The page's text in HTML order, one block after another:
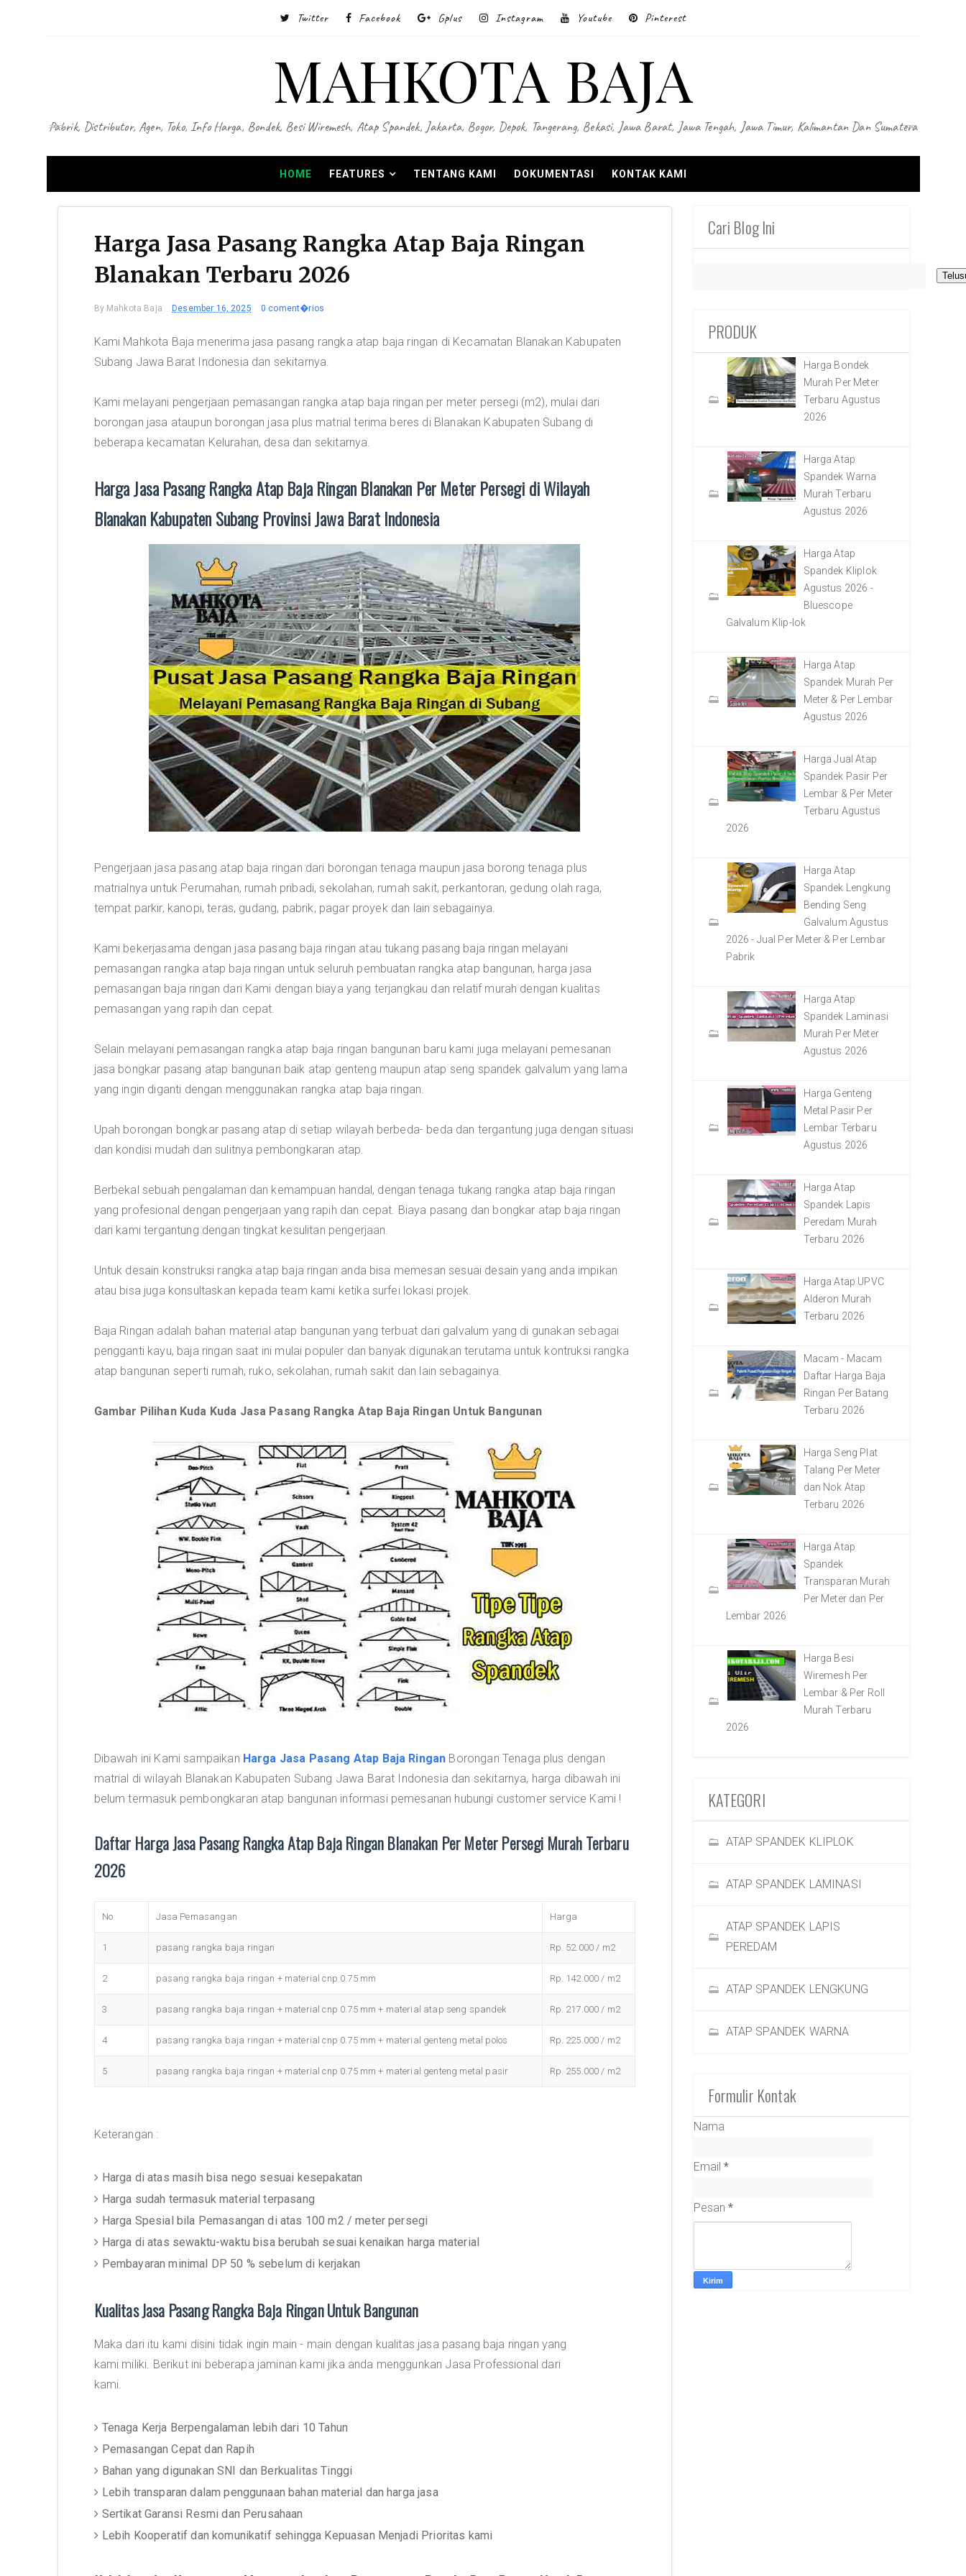
Twitter Facebook Gplus Instagram Youtube Pinterest
MAHKOTA BAJA
Pabrik, Distributor, Agen, Toko, Info Harga, Bondek, Besi Wiremesh, Atap Spandek, Jakarta, Bogor, Depok, Tangerang, Bekasi, Jawa Barat, Jawa Tengah, Jawa Timur, Kalimantan Dan Sumatera
HOME FEATURES TENTANG KAMI DOKUMENTASI KONTAK KAMI
Harga Jasa Pasang Rangka Atap Baja Ringan
Blanakan Terbaru 2026
By Mahkota Baja Desember 16, 2025 0 coment�rios
Kami Mahkota Baja menerima jasa pasang rangka atap baja ringan di Kecamatan Blanakan Kabupaten
Subang Jawa Barat Indonesia dan sekitarnya.
Kami melayani pengerjaan pemasangan rangka atap baja ringan per meter persegi (m2), mulai dari
borongan jasa ataupun borongan jasa plus matrial terima beres di Blanakan Kabupaten Subang di
beberapa kecamatan Kelurahan, desa dan sekitarnya.
Harga Jasa Pasang Rangka Atap Baja Ringan Blanakan Per Meter Persegi di Wilayah
Blanakan Kabupaten Subang Provinsi Jawa Barat Indonesia
Pengerjaan jasa pasang atap baja ringan dari borongan tenaga maupun jasa borong tenaga plus
matrialnya untuk Perumahan, rumah pribadi, sekolahan, rumah sakit, perkantoran, gedung olah raga,
tempat parkir, kanopi, teras, gudang, pabrik, pagar proyek dan lain sebagainya.
Kami bekerjasama dengan jasa pasang baja ringan atau tukang pasang baja ringan melayani
pemasangan rangka atap baja ringan untuk seluruh pembuatan rangka atap bangunan, harga jasa
pemasangan baja ringan dari Kami dengan biaya yang terjangkau dan relatif murah dengan kualitas
pemasangan yang rapih dan cepat.
Selain melayani pemasangan rangka atap baja ringan bangunan baru kami juga melayani pemesanan
jasa bongkar pasang atap bangunan baik atap genteng maupun atap seng spandek galvalum yang lama
yang ingin diganti dengan menggunakan rangka atap baja ringan.
Upah borongan bongkar pasang atap di setiap wilayah berbeda- beda dan tergantung juga dengan situasi
dan kondisi mudah dan sulitnya pembongkaran atap.
Berbekal sebuah pengalaman dan kemampuan handal, dengan tenaga tukang rangka atap baja ringan
yang profesional dengan pengerjaan yang rapih dan cepat. Biaya pasang dan bongkar atap baja ringan
dari kami tergantung dengan tingkat kesulitan pengerjaan.
Untuk desain konstruksi rangka atap baja ringan anda bisa memesan sesuai desain yang anda impikan
atau bisa juga konsultaskan kepada team kami ketika surfei lokasi projek.
Baja Ringan adalah bahan material atap bangunan yang terbuat dari galvalum yang di gunakan sebagai
pengganti kayu, baja ringan saat ini mulai populer dan banyak digunakan terutama untuk kontruksi rangka
atap bangunan seperti rumah, ruko, sekolahan, rumah sakit dan lain sebagainya.
Gambar Pilihan Kuda Kuda Jasa Pasang Rangka Atap Baja Ringan Untuk Bangunan
Dibawah ini Kami sampaikan Harga Jasa Pasang Atap Baja Ringan Borongan Tenaga plus dengan
matrial di wilayah Blanakan Kabupaten Subang Jawa Barat Indonesia dan sekitarnya, harga dibawah ini
belum termasuk pembongkaran atap bangunan informasi pemesanan hubungi customer service Kami !
Daftar Harga Jasa Pasang Rangka Atap Baja Ringan Blanakan Per Meter Persegi Murah Terbaru
2026
No Jasa Pemasangan Harga
1 pasang rangka baja ringan Rp. 52.000 / m2
2 pasang rangka baja ringan + material cnp 0.75 mm Rp. 142.000 / m2
3 pasang rangka baja ringan + material cnp 0.75 mm + material atap seng spandek Rp. 217.000 / m2
4 pasang rangka baja ringan + material cnp 0.75 mm + material genteng metal polos Rp. 225.000 / m2
5 pasang rangka baja ringan + material cnp 0.75 mm + material genteng metal pasir Rp. 255.000 / m2
Keterangan :
Harga di atas masih bisa nego sesuai kesepakatan
Harga sudah termasuk material terpasang
Harga Spesial bila Pemasangan di atas 100 m2 / meter persegi
Harga di atas sewaktu-waktu bisa berubah sesuai kenaikan harga material
Pembayaran minimal DP 50 % sebelum di kerjakan
Kualitas Jasa Pasang Rangka Baja Ringan Untuk Bangunan
Maka dari itu kami disini tidak ingin main - main dengan kualitas jasa pasang baja ringan yang
kami miliki. Berikut ini beberapa jaminan kami jika anda menggunkan Jasa Professional dari
kami.
Tenaga Kerja Berpengalaman lebih dari 10 Tahun
Pemasangan Cepat dan Rapih
Bahan yang digunakan SNI dan Berkualitas Tinggi
Lebih transparan dalam penggunaan bahan material dan harga jasa
Sertikat Garansi Resmi dan Perusahaan
Lebih Kooperatif dan komunikatif sehingga Kepuasan Menjadi Prioritas kami
Cari Blog Ini
PRODUK
Harga Bondek
Murah Per Meter
Terbaru Agustus
2026
Harga Atap
Spandek Warna
Murah Terbaru
Agustus 2026
Harga Atap
Spandek Kliplok
Agustus 2026 -
Bluescope
Galvalum Klip-lok
Harga Atap
Spandek Murah Per
Meter & Per Lembar
Agustus 2026
Harga Jual Atap
Spandek Pasir Per
Lembar & Per Meter
Terbaru Agustus
2026
Harga Atap
Spandek Lengkung
Bending Seng
Galvalum Agustus
2026 - Jual Per Meter & Per Lembar
Pabrik
Harga Atap
Spandek Laminasi
Murah Per Meter
Agustus 2026
Harga Genteng
Metal Pasir Per
Lembar Terbaru
Agustus 2026
Harga Atap
Spandek Lapis
Peredam Murah
Terbaru 2026
Harga Atap UPVC
Alderon Murah
Terbaru 2026
Macam - Macam
Daftar Harga Baja
Ringan Per Batang
Terbaru 2026
Harga Seng Plat
Talang Per Meter
dan Nok Atap
Terbaru 2026
Harga Atap
Spandek
Transparan Murah
Per Meter dan Per
Lembar 2026
Harga Besi
Wiremesh Per
Lembar & Per Roll
Murah Terbaru
2026
KATEGORI
ATAP SPANDEK KLIPLOK
ATAP SPANDEK LAMINASI
ATAP SPANDEK LAPIS
PEREDAM
ATAP SPANDEK LENGKUNG
ATAP SPANDEK WARNA
Formulir Kontak
Nama
Email*
Pesan*